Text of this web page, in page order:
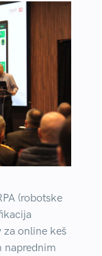
(robotske
online keš
naprednim